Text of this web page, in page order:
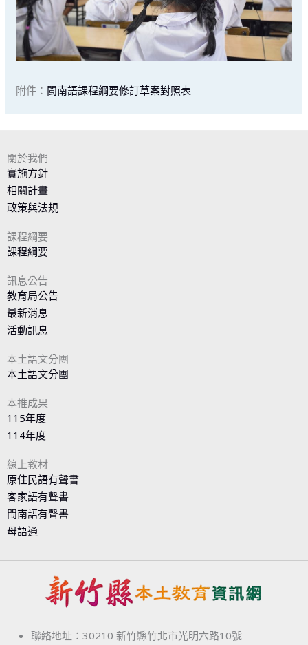
附件： 閩南語課程綱要修訂草案對照表
關於我們
實施方針
相關計畫
政策與法規
課程綱要
課程綱要
訊息公告
教育局公告
最新消息
活動訊息
本土語文分團
本土語文分團
本推成果
115年度
114年度
線上教材
原住民語有聲書
客家語有聲書
閩南語有聲書
母語通
聯絡地址：30210 新竹縣竹北市光明六路10號